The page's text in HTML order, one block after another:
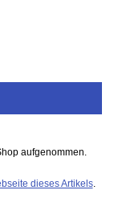
aufgenommen.
dieses Artikels.